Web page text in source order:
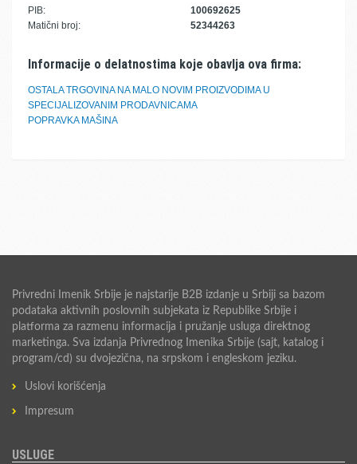
PIB:
100692625
Matični broj:
52344263
Informacije o delatnostima koje obavlja ova firma:
OSTALA TRGOVINA NA MALO NOVIM PROIZVODIMA U
SPECIJALIZOVANIM PRODAVNICAMA
POPRAVKA MAŠINA
Privredni Imenik Srbije je najstarije B2B izdanje u Srbiji sa bazom
podataka aktivnih poslovnih subjekata iz Republike Srbije i
platforma za razmenu informacija i pružanje usluga direktnog
marketinga. Sva izdanja Privrednog Imenika Srbije (sajt, katalog i
program/cd) su dvojezična, na srpskom i engleskom jeziku.
Uslovi korišćenja
Impresum
USLUGE